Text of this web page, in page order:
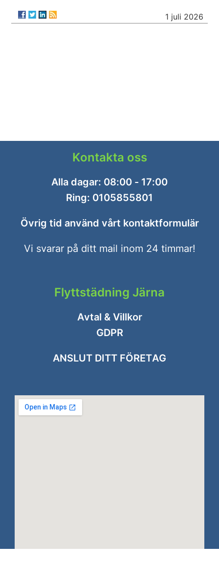
1 juli 2026
Kontakta oss
Alla dagar: 08:00 - 17:00
Ring: 0105855801
Övrig tid använd vårt kontaktformulär
Vi svarar på ditt mail inom 24 timmar!
Flyttstädning Järna
Avtal & Villkor
GDPR
ANSLUT DITT FÖRETAG